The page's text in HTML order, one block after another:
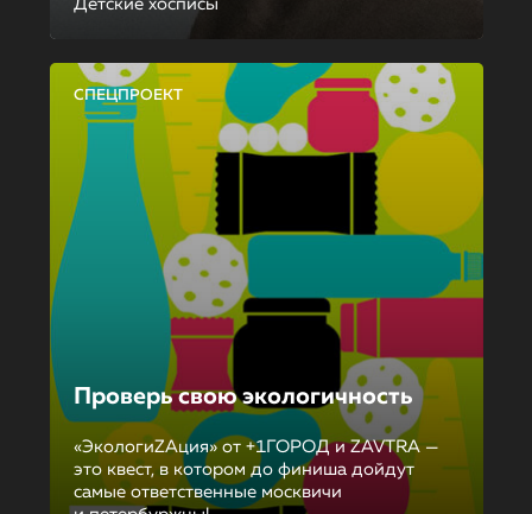
Детские хосписы
СПЕЦПРОЕКТ
Проверь свою экологичность
«ЭкологиZAция» от +1ГОРОД и ZAVTRA —
это квест, в котором до финиша дойдут
самые ответственные москвичи